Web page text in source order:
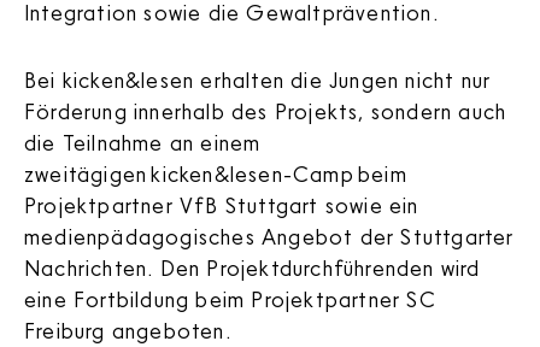
Integration sowie die Gewaltprävention.
Bei kicken&lesen erhalten die Jungen nicht nur
Förderung innerhalb des Projekts, sondern auch
die Teilnahme an einem
zweitägigen kicken&lesen-Camp beim
Projektpartner VfB Stuttgart sowie ein
medienpädagogisches Angebot der Stuttgarter
Nachrichten. Den Projektdurchführenden wird
eine Fortbildung beim Projektpartner SC
Freiburg angeboten.